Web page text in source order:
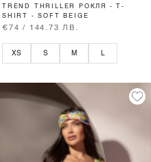
TREND THRILLER РОКЛЯ - T-
SHIRT - SOFT BEIGE
€74 / 144.73 ЛВ.
XS S M L